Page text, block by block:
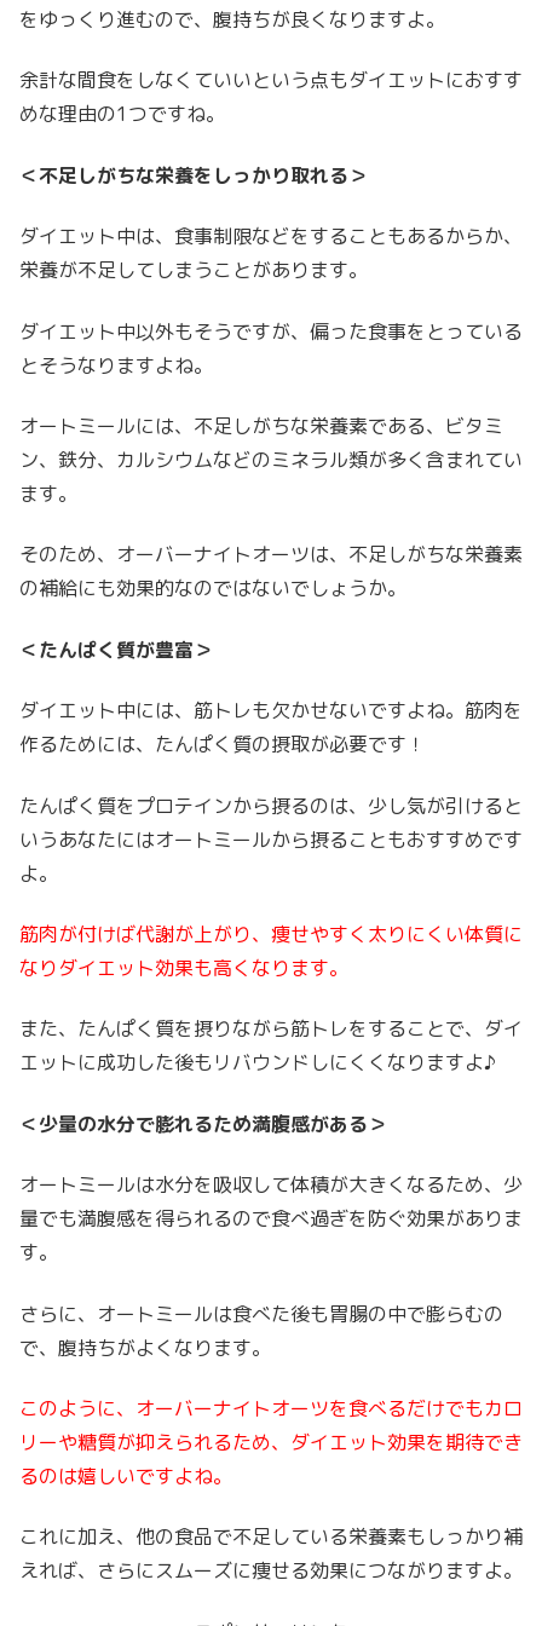
をゆっくり進むので、腹持ちが良くなりますよ。
余計な間食をしなくていいという点もダイエットにおすす
めな理由の1つですね。
＜不足しがちな栄養をしっかり取れる＞
ダイエット中は、食事制限などをすることもあるからか、
栄養が不足してしまうことがあります。
ダイエット中以外もそうですが、偏った食事をとっている
とそうなりますよね。
オートミールには、不足しがちな栄養素である、ビタミ
ン、鉄分、カルシウムなどのミネラル類が多く含まれてい
ます。
そのため、オーバーナイトオーツは、不足しがちな栄養素
の補給にも効果的なのではないでしょうか。
＜たんぱく質が豊富＞
ダイエット中には、筋トレも欠かせないですよね。筋肉を
作るためには、たんぱく質の摂取が必要です！
たんぱく質をプロテインから摂るのは、少し気が引けると
いうあなたにはオートミールから摂ることもおすすめです
よ。
筋肉が付けば代謝が上がり、痩せやすく太りにくい体質に
なりダイエット効果も高くなります。
また、たんぱく質を摂りながら筋トレをすることで、ダイ
エットに成功した後もリバウンドしにくくなりますよ♪
＜少量の水分で膨れるため満腹感がある＞
オートミールは水分を吸収して体積が大きくなるため、少
量でも満腹感を得られるので食べ過ぎを防ぐ効果がありま
す。
さらに、オートミールは食べた後も胃腸の中で膨らむの
で、腹持ちがよくなります。
このように、オーバーナイトオーツを食べるだけでもカロ
リーや糖質が抑えられるため、ダイエット効果を期待でき
るのは嬉しいですよね。
これに加え、他の食品で不足している栄養素もしっかり補
えれば、さらにスムーズに痩せる効果につながりますよ。